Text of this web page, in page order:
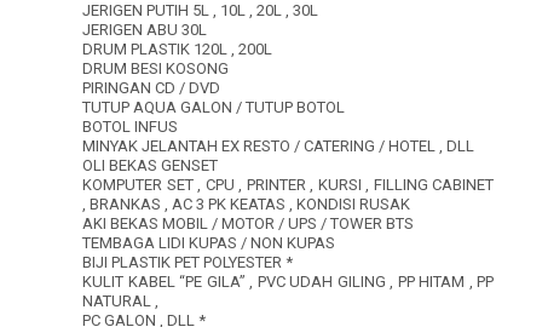
JERIGEN PUTIH 5L , 10L , 20L , 30L
JERIGEN ABU 30L
DRUM PLASTIK 120L , 200L
DRUM BESI KOSONG
PIRINGAN CD / DVD
TUTUP AQUA GALON / TUTUP BOTOL
BOTOL INFUS
MINYAK JELANTAH EX RESTO / CATERING / HOTEL , DLL
OLI BEKAS GENSET
KOMPUTER SET , CPU , PRINTER , KURSI , FILLING CABINET
, BRANKAS , AC 3 PK KEATAS , KONDISI RUSAK
AKI BEKAS MOBIL / MOTOR / UPS / TOWER BTS
TEMBAGA LIDI KUPAS / NON KUPAS
BIJI PLASTIK PET POLYESTER *
KULIT KABEL “PE GILA” , PVC UDAH GILING , PP HITAM , PP
NATURAL ,
PC GALON , DLL *